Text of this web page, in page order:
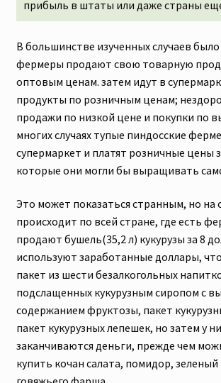
прибыль в штаты или даже страны
В большинстве изученных случаев
фермеры продают свою товарную
оптовым ценам. затем идут в
продукты по розничным ценам;
продажи по низкой цене и покупки по
многих случаях тупые пиндосские
супермаркет и платят розничные цены
которые они могли бы выращивать
Это может показаться странным, но на
происходит по всей стране, где есть
продают бушель(35,2 л) кукурузы за 8
используют заработанные доллары,
пакет из шести безалкогольных
подслащенных кукурузным сиропом с
содержанием фруктозы, пакет
пакет кукурузных лепешек, но затем у
заканчиваются деньги, прежде чем
купить кочан салата, помидор,